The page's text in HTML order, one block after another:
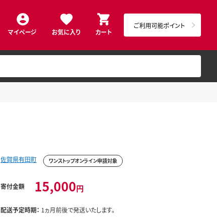
マイページ お気に入り カート
ご利用可能ポイント
佐賀県有田町 ワンストップオンライン申請対象
寄付金額 15,000円
配送予定時期： 1ヵ月前後で発送いたします。